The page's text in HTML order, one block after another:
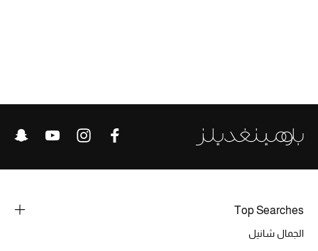
عرض جميع المنتجات
خصومات
الموسم الجديد
Top Searches
الجمال شانيل